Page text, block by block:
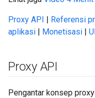
Proxy API | Referensi
aplikasi | Monetisasi |
Proxy API
Pengantar konsep